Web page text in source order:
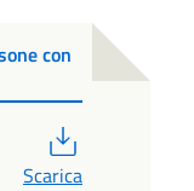
con
Scarica